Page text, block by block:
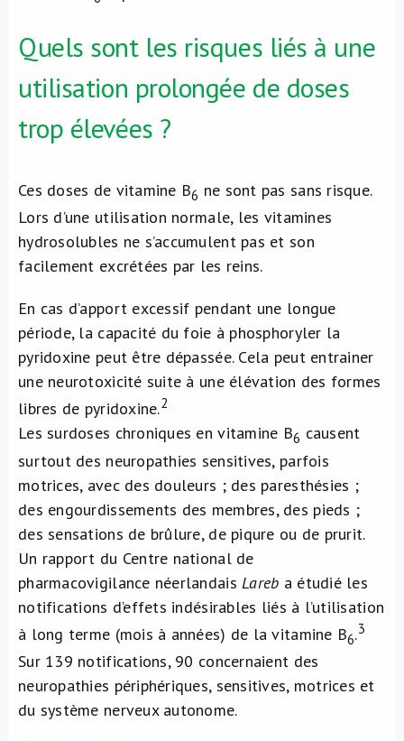
Quels sont les risques liés à une
utilisation prolongée de doses
trop élevées ?
Ces doses de vitamine B6 ne sont pas sans risque.
Lors d’une utilisation normale, les vitamines
hydrosolubles ne s’accumulent pas et son
facilement excrétées par les reins.
En cas d’apport excessif pendant une longue
période, la capacité du foie à phosphoryler la
pyridoxine peut être dépassée. Cela peut entrainer
une neurotoxicité suite à une élévation des formes
libres de pyridoxine.2
Les surdoses chroniques en vitamine B6 causent
surtout des neuropathies sensitives, parfois
motrices, avec des douleurs ; des paresthésies ;
des engourdissements des membres, des pieds ;
des sensations de brûlure, de piqure ou de prurit.
Un rapport du Centre national de
pharmacovigilance néerlandaisLareb a étudié les
notifications d’effets indésirables liés à l’utilisation
à long terme (mois à années) de la vitamine B6.3
Sur 139 notifications, 90 concernaient des
neuropathies périphériques, sensitives, motrices et
du système nerveux autonome.